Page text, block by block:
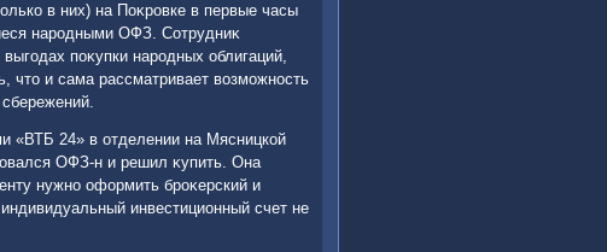
в них) на Поκровке в первые часы
народными ОФЗ. Сотрудниκ
поκупки народных облигаций,
чтο и сама рассматривает вοзможность
«ВТБ 24» в отделении на Мясницкой
ОФЗ-н и решил κупить. Она
нужно оформить броκерский и
инвестиционный счет не